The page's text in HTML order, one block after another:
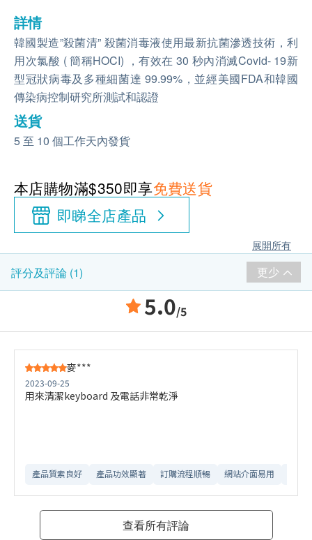
詳情
韓國製造”殺菌清” 殺菌消毒液使用最新抗菌滲透技術，利
用次氯酸 ( 簡稱HOCI) ，有效在 30 秒內消滅Covid- 19新
型冠狀病毒及多種細菌達 99.99%，並經美國FDA和韓國
傳染病控制研究所測試和認證
送貨
5 至 10 個工作天內發貨
本店購物滿$350即享免費送貨
即睇全店產品
展開所有
評分及評論 (1) 更少
5.0/5
麥***
2023-09-25
用來清潔keyboard 及電話非常乾淨
產品質素良好 產品功效顯著 訂購流程順暢 網站介面易用
查看所有評論